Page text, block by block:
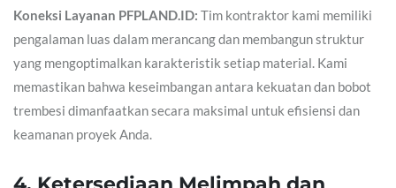
Koneksi Layanan PFPLAND.ID: Tim kontraktor kami memiliki
pengalaman luas dalam merancang dan membangun struktur
yang mengoptimalkan karakteristik setiap material. Kami
memastikan bahwa keseimbangan antara kekuatan dan bobot
trembesi dimanfaatkan secara maksimal untuk efisiensi dan
keamanan proyek Anda.